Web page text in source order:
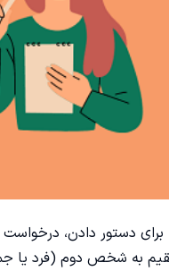
دستور دادن،
به شخص دوم (فرد یا